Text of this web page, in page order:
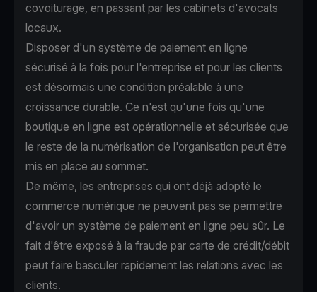
covoiturage, en passant par les cabinets d'avocats
locaux.
Disposer d'un système de paiement en ligne
sécurisé à la fois pour l'entreprise et pour les clients
est désormais une condition préalable à une
croissance durable. Ce n'est qu'une fois qu'une
boutique en ligne est opérationnelle et sécurisée que
le reste de la numérisation de l'organisation peut être
mis en place au sommet.
De même, les entreprises qui ont déjà adopté le
commerce numérique ne peuvent pas se permettre
d'avoir un système de paiement en ligne peu sûr. Le
fait d'être exposé à la fraude par carte de crédit/débit
peut faire basculer rapidement les relations avec les
clients.